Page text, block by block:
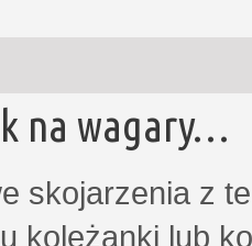
na wagary…
skojarzenia z
koleżanki lub